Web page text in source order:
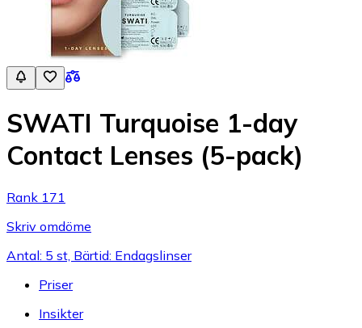
SWATI Turquoise 1-day
Contact Lenses (5-pack)
Rank 171
Skriv omdöme
Antal: 5 st, Bärtid: Endagslinser
Priser
Insikter